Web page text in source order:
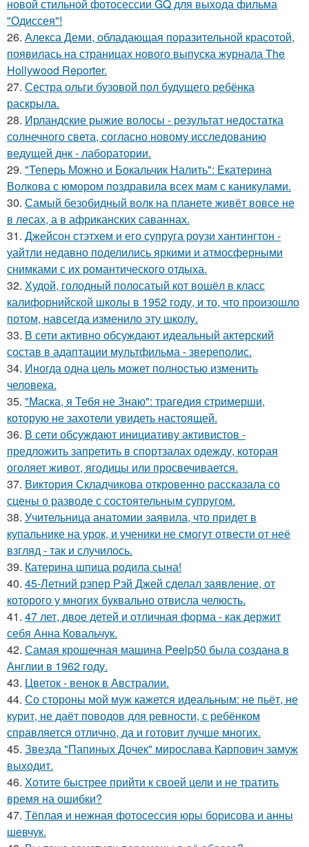
новой стильной фотосессии GQ для выхода фильма
"Одиссея"!
26. Алекса Деми, обладающая поразительной красотой,
появилась на страницах нового выпуска журнала The
Hollywood Reporter.
27. Сестра ольги бузовой пол будущего ребёнка
раскрыла.
28. Ирландские рыжие волосы - результат недостатка
солнечного света, согласно новому исследованию
ведущей днк - лаборатории.
29. "Теперь Можно и Бокальчик Налить": Екатерина
Волкова с юмором поздравила всех мам с каникулами.
30. Самый безобидный волк на планете живёт вовсе не
в лесах, а в африканских саваннах.
31. Джейсон стэтхем и его супруга роузи хантингтон -
уайтли недавно поделились яркими и атмосферными
снимками с их романтического отдыха.
32. Худой, голодный полосатый кот вошёл в класс
калифорнийской школы в 1952 году, и то, что произошло
потом, навсегда изменило эту школу.
33. В сети активно обсуждают идеальный актерский
состав в адаптации мультфильма - звереполис.
34. Иногда одна цель может полностью изменить
человека.
35. "Маска, я Тебя не Знаю": трагедия стримерши,
которую не захотели увидеть настоящей.
36. В сети обсуждают инициативу активистов -
предложить запретить в спортзалах одежду, которая
оголяет живот, ягодицы или просвечивается.
37. Виктория Складчикова откровенно рассказала со
сцены о разводе с состоятельным супругом.
38. Учительница анатомии заявила, что придет в
купальнике на урок, и ученики не смогут отвести от неё
взгляд - так и случилось.
39. Катерина шпица родила сына!
40. 45-Летний рэпер Рэй Джей сделал заявление, от
которого у многих буквально отвисла челюсть.
41. 47 лет, двое детей и отличная форма - как держит
себя Анна Ковальчук.
42. Самая крошечная машинa Peelp50 была созданa в
Англии в 1962 году.
43. Цветок - венок в Австралии.
44. Со стороны мой муж кажется идеальным: не пьёт, не
курит, не даёт поводов для ревности, с ребёнком
справляется отлично, да и готовит лучше многих.
45. Звезда "Папиных Дочек" мирослава Карпович замуж
выходит.
46. Хотите быстрее прийти к своей цели и не тратить
время на ошибки?
47. Тёплая и нежная фотосессия юры борисова и анны
шевчук.